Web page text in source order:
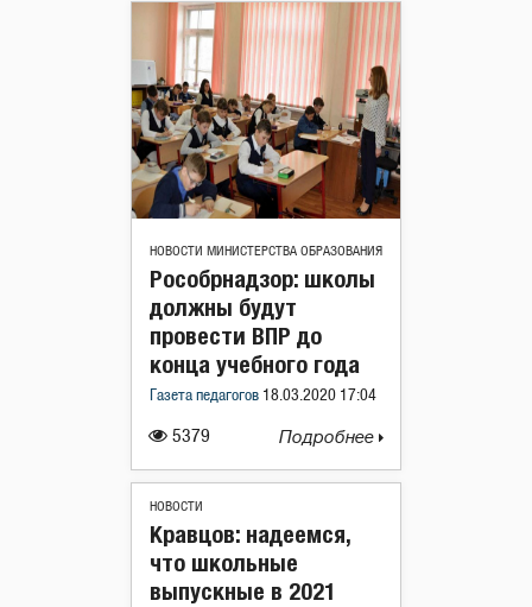
НОВОСТИ МИНИСТЕРСТВА ОБРАЗОВАНИЯ
5379
Рособрнадзор: школы
должны будут
провести ВПР до
конца учебного года
Газета педагогов 18.03.2020 17:04
Подробнее
НОВОСТИ
Кравцов: надеемся,
что школьные
выпускные в 2021